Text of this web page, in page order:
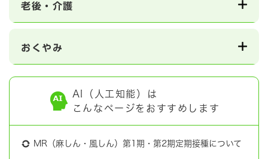
老後・介護
おくやみ
AI（人工知能）は
こんなページをおすすめします
MR（麻しん・風しん）第1期・第2期定期接種について